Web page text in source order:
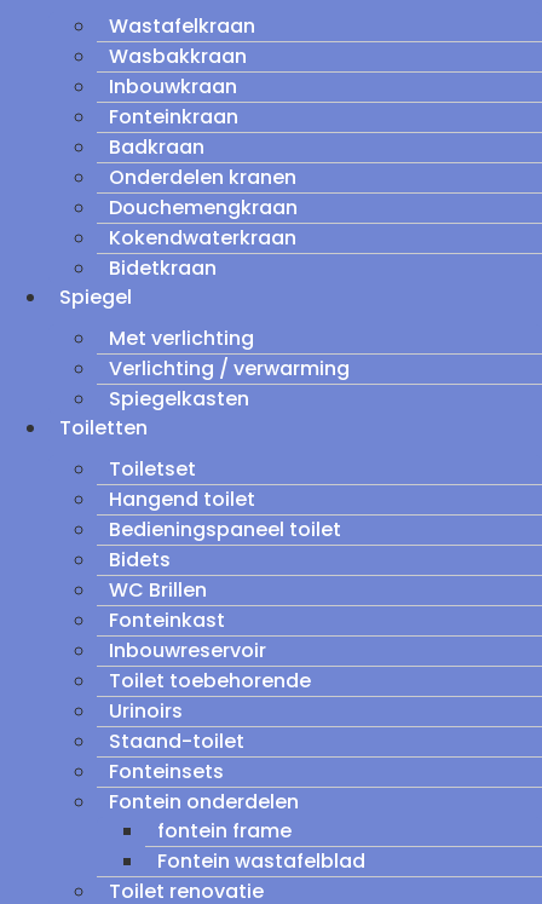
Wastafelkraan
Wasbakkraan
Inbouwkraan
Fonteinkraan
Badkraan
Onderdelen kranen
Douchemengkraan
Kokendwaterkraan
Bidetkraan
Spiegel
Met verlichting
Verlichting / verwarming
Spiegelkasten
Toiletten
Toiletset
Hangend toilet
Bedieningspaneel toilet
Bidets
WC Brillen
Fonteinkast
Inbouwreservoir
Toilet toebehorende
Urinoirs
Staand-toilet
Fonteinsets
Fontein onderdelen
fontein frame
Fontein wastafelblad
Toilet renovatie